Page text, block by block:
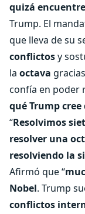
quizá
Trump. El
que lleva de su
conflictosy
la octava
confía en poder
qué Trump cree
“Resolvimos
resolver una
resolviendo la
Afirmó que “
Nobel. Trump
conflictos